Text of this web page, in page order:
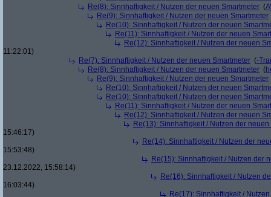
Re(8): Sinnhaftigkeit / Nutzen der neuen Smartmeter (
Re(9): Sinnhaftigkeit / Nutzen der neuen Smartmeter
Re(10): Sinnhaftigkeit / Nutzen der neuen
Re(11): Sinnhaftigkeit / Nutzen der neuen
Re(12): Sinnhaftigkeit / Nutzen der neuen
11:22:01)
Re(7): Sinnhaftigkeit / Nutzen der neuen Smartmeter (-
Re(8): Sinnhaftigkeit / Nutzen der neuen Smartmeter (
Re(9): Sinnhaftigkeit / Nutzen der neuen Smartmeter
Re(10): Sinnhaftigkeit / Nutzen der neuen
Re(10): Sinnhaftigkeit / Nutzen der neuen
Re(11): Sinnhaftigkeit / Nutzen der neuen
Re(12): Sinnhaftigkeit / Nutzen der neuen
Re(13): Sinnhaftigkeit / Nutzen der neuen
15:46:17)
Re(14): Sinnhaftigkeit / Nutzen der
15:53:48)
Re(15): Sinnhaftigkeit / Nutzen der
23.12.2022, 15:58:14)
Re(16): Sinnhaftigkeit / Nutzen
16:03:44)
Re(17): Sinnhaftigkeit /